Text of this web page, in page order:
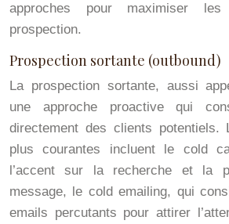
approches pour maximiser
prospection.
Prospection sortante (outbound)
La prospection sortante, aussi
une approche proactive qui
directement des clients potentiels.
plus courantes incluent le cold
l’accent sur la recherche et la
message, le cold emailing, qui
emails percutants pour attirer